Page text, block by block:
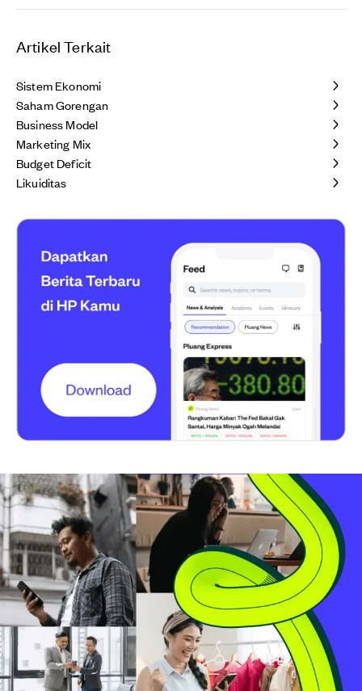
Artikel Terkait
Sistem Ekonomi
Saham Gorengan
Business Model
Marketing Mix
Budget Deficit
Likuiditas